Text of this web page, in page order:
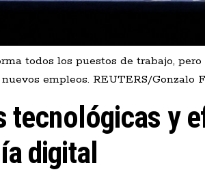
todos los puestos de trabajo,
empleos. REUTERS/Gonzalo
tecnológicas y
digital